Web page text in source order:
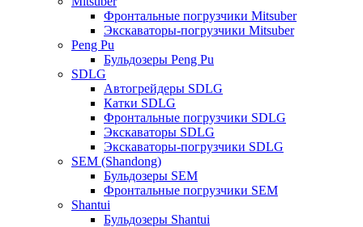
Фронтальные погрузчики Mitsuber
Экскаваторы-погрузчики Mitsuber
Peng Pu
Бульдозеры Peng Pu
SDLG
Автогрейдеры SDLG
Катки SDLG
Фронтальные погрузчики SDLG
Экскаваторы SDLG
Экскаваторы-погрузчики SDLG
SEM (Shandong)
Бульдозеры SEM
Фронтальные погрузчики SEM
Shantui
Бульдозеры Shantui